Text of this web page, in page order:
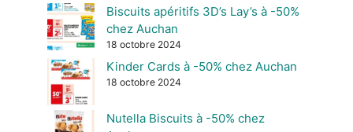
Biscuits apéritifs 3D’s Lay’s à -50%
chez Auchan
18 octobre 2024
Kinder Cards à -50% chez Auchan
18 octobre 2024
Nutella Biscuits à -50% chez